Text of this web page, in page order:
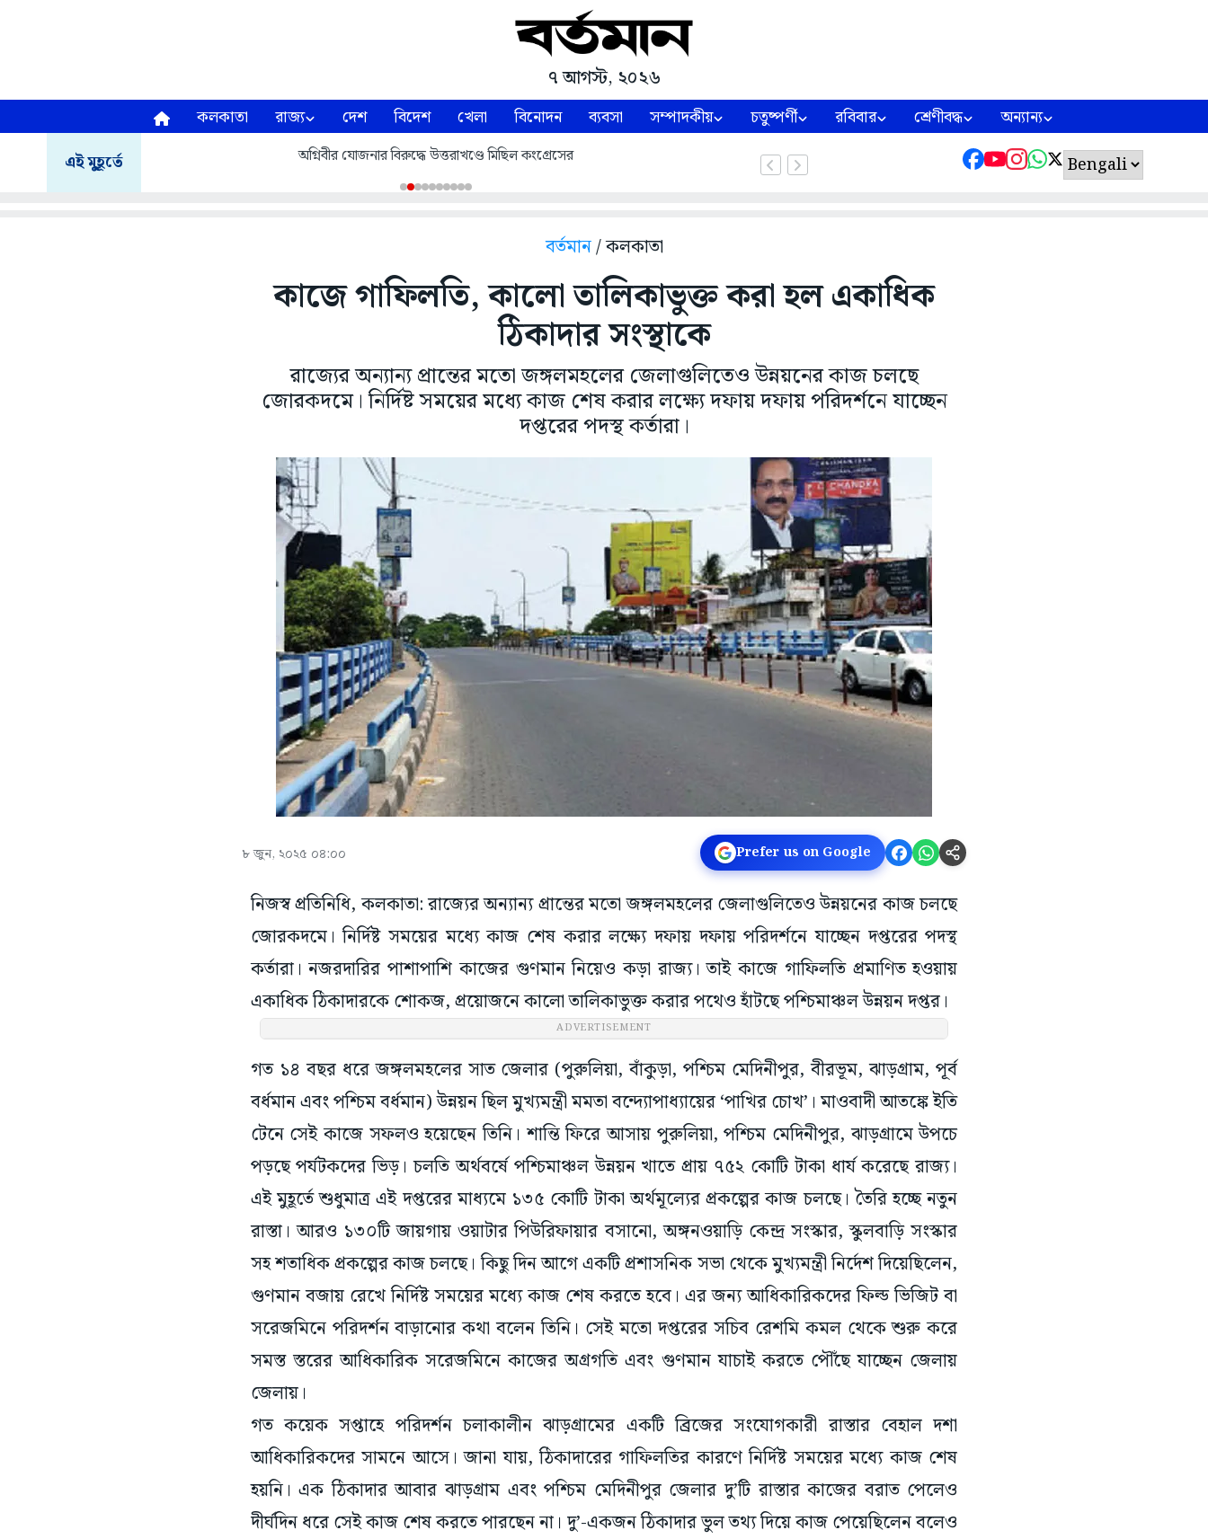
৭ আগস্ট, ২০২৬
কলকাতা রাজ্য দেশ বিদেশ খেলা বিনোদন ব্যবসা সম্পাদকীয় চতুষ্পর্ণী রবিবার শ্রেণীবদ্ধ অন্যান্য
এই মুহূর্তে অগ্নিবীর যোজনার বিরুদ্ধে উত্তরাখণ্ডে মিছিল কংগ্রেসের
বর্তমান/ কলকাতা
কাজে গাফিলতি, কালো তালিকাভুক্ত করা হল একাধিক
ঠিকাদার সংস্থাকে
রাজ্যের অন্যান্য প্রান্তের মতো জঙ্গলমহলের জেলাগুলিতেও উন্নয়নের কাজ চলছে
জোরকদমে। নির্দিষ্ট সময়ের মধ্যে কাজ শেষ করার লক্ষ্যে দফায় দফায় পরিদর্শনে যাচ্ছেন
দপ্তরের পদস্থ কর্তারা।
৮ জুন, ২০২৫ ০৪:০০ Prefer us on Google
নিজস্ব প্রতিনিধি, কলকাতা: রাজ্যের অন্যান্য প্রান্তের মতো জঙ্গলমহলের জেলাগুলিতেও উন্নয়নের কাজ চলছে
জোরকদমে। নির্দিষ্ট সময়ের মধ্যে কাজ শেষ করার লক্ষ্যে দফায় দফায় পরিদর্শনে যাচ্ছেন দপ্তরের পদস্থ
কর্তারা। নজরদারির পাশাপাশি কাজের গুণমান নিয়েও কড়া রাজ্য। তাই কাজে গাফিলতি প্রমাণিত হওয়ায়
একাধিক ঠিকাদারকে শোকজ, প্রয়োজনে কালো তালিকাভুক্ত করার পথেও হাঁটছে পশ্চিমাঞ্চল উন্নয়ন দপ্তর।
ADVERTISEMENT
গত ১৪ বছর ধরে জঙ্গলমহলের সাত জেলার (পুরুলিয়া, বাঁকুড়া, পশ্চিম মেদিনীপুর, বীরভূম, ঝাড়গ্রাম, পূর্ব
বর্ধমান এবং পশ্চিম বর্ধমান) উন্নয়ন ছিল মুখ্যমন্ত্রী মমতা বন্দ্যোপাধ্যায়ের ‘পাখির চোখ’। মাওবাদী আতঙ্কে ইতি
টেনে সেই কাজে সফলও হয়েছেন তিনি। শান্তি ফিরে আসায় পুরুলিয়া, পশ্চিম মেদিনীপুর, ঝাড়গ্রামে উপচে
পড়ছে পর্যটকদের ভিড়। চলতি অর্থবর্ষে পশ্চিমাঞ্চল উন্নয়ন খাতে প্রায় ৭৫২ কোটি টাকা ধার্য করেছে রাজ্য।
এই মুহূর্তে শুধুমাত্র এই দপ্তরের মাধ্যমে ১৩৫ কোটি টাকা অর্থমূল্যের প্রকল্পের কাজ চলছে। তৈরি হচ্ছে নতুন
রাস্তা। আরও ১৩০টি জায়গায় ওয়াটার পিউরিফায়ার বসানো, অঙ্গনওয়াড়ি কেন্দ্র সংস্কার, স্কুলবাড়ি সংস্কার
সহ শতাধিক প্রকল্পের কাজ চলছে। কিছু দিন আগে একটি প্রশাসনিক সভা থেকে মুখ্যমন্ত্রী নির্দেশ দিয়েছিলেন,
গুণমান বজায় রেখে নির্দিষ্ট সময়ের মধ্যে কাজ শেষ করতে হবে। এর জন্য আধিকারিকদের ফিল্ড ভিজিট বা
সরেজমিনে পরিদর্শন বাড়ানোর কথা বলেন তিনি। সেই মতো দপ্তরের সচিব রেশমি কমল থেকে শুরু করে
সমস্ত স্তরের আধিকারিক সরেজমিনে কাজের অগ্রগতি এবং গুণমান যাচাই করতে পৌঁছে যাচ্ছেন জেলায়
জেলায়।
গত কয়েক সপ্তাহে পরিদর্শন চলাকালীন ঝাড়গ্রামের একটি ব্রিজের সংযোগকারী রাস্তার বেহাল দশা
আধিকারিকদের সামনে আসে। জানা যায়, ঠিকাদারের গাফিলতির কারণে নির্দিষ্ট সময়ের মধ্যে কাজ শেষ
হয়নি। এক ঠিকাদার আবার ঝাড়গ্রাম এবং পশ্চিম মেদিনীপুর জেলার দু’টি রাস্তার কাজের বরাত পেলেও
দীর্ঘদিন ধরে সেই কাজ শেষ করতে পারছেন না। দু’-একজন ঠিকাদার ভুল তথ্য দিয়ে কাজ পেয়েছিলেন বলেও